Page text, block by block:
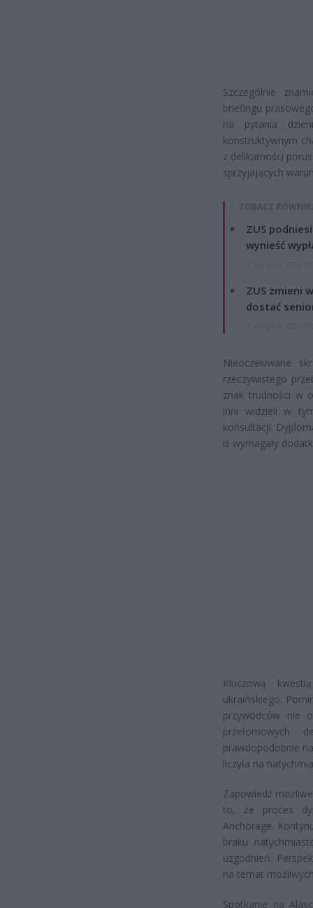
Szczególnie
briefingu
na pytania
konstruktywnym
z delikatności
sprzyjających
ZOBACZ
ZUS
wynieść
ZUS zmieni
dostać
Nieoczekiwane
rzeczywistego
znak trudności w
inni widzieli w
konsultacji.
iż wymagały
Kluczową
ukraińskiego.
przywódców nie
przełomowych
prawdopodobnie
liczyła na
Zapowiedź
to, że proces
Anchorage.
braku
uzgodnień.
na temat
Spotkanie na